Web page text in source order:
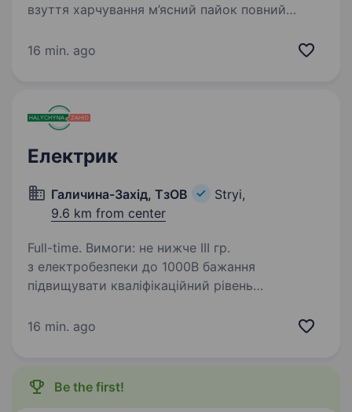
взуття харчування м’ясний пайок повний
Виконання різних завдань від керівника…
16 min. ago
Електрик
Галичина-Захід, ТзОВ
Stryi,
9.6 km from center
Full-time. Вимоги: не нижче III гр.
з електробезпеки до 1000В бажання
підвищувати кваліфікаційний рівень
в домашньому господарстві відсутність
16 min. ago
Be the first!